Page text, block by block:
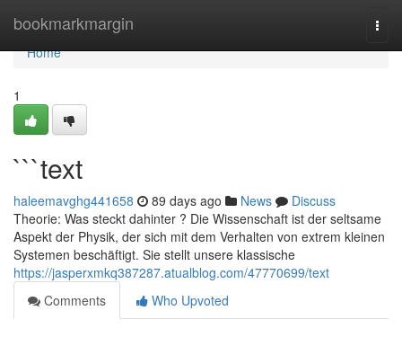
bookmarkmargin
Home
Home
1
```text
haleemavghg441658 89 days ago News
Discuss
Theorie: Was steckt dahinter ? Die Wissenschaft ist der seltsame
Aspekt der Physik, der sich mit dem Verhalten von extrem kleinen
Systemen beschäftigt. Sie stellt unsere klassische
https://jasperxmkq387287.atualblog.com/47770699/text
Comments
Who Upvoted